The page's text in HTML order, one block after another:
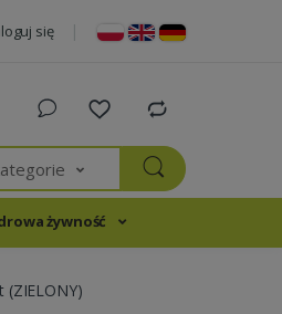
się
żywność
(ZIELONY)